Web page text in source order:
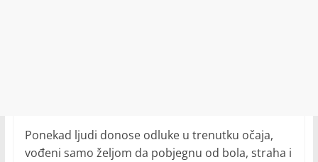
Ponekad ljudi donose odluke u trenutku očaja,
vođeni samo željom da pobjegnu od bola, straha i